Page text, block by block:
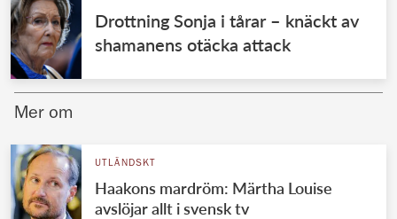
Drottning Sonja i tårar – knäckt av
shamanens otäcka attack
Mer om
UTLÄNDSKT
Haakons mardröm: Märtha Louise
avslöjar allt i svensk tv